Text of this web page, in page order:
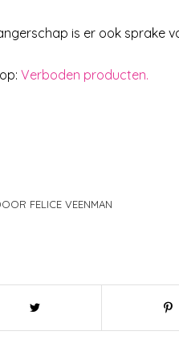
is er ook sprake
Verboden producten.
FELICE VEENMAN